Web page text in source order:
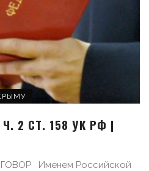
2 СТ. 158 УК РФ |
Именем Российской